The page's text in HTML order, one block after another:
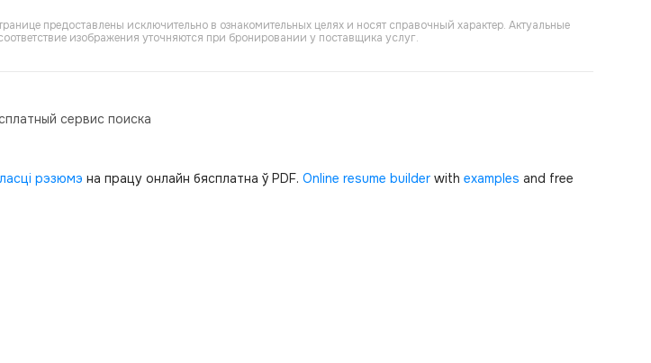
предоставлены исключительно в ознакомительных целях и носят справочный характер. Актуальные
изображения уточняются при бронировании у поставщика услуг.
сервис поиска
рэзюмэ на працу онлайн бясплатна ў PDF. Online resume builder with examples and free